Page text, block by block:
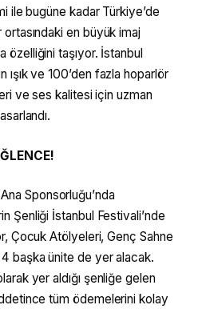
ile bugüne kadar Türkiye’de
en büyük imaj
özelliğini taşıyor. İstanbul
ışık ve 100’den fazla hoparlör
ve ses kalitesi için uzman
Sponsorluğu’nda
Şenliği İstanbul Festivali’nde
Çocuk Atölyeleri, Genç Sahne
başka ünite de yer alacak.
yer aldığı şenliğe gelen
tüm ödemelerini kolay